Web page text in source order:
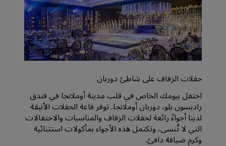
حفلات الزفاف على شاطئ دوربان
احتفل بيومك الخاص في قلب مدينة أوملانجا في فندق
راديسون بلو، دوربان أوملانجا. توفر قاعة الحفلات الأنيقة
لدينا أجواءً رائعة لحفلات الزفاف والمناسبات والاحتفالات
التي لا تُنسى، وتكتمل هذه الأجواء بمأكولات استثنائية
وكرم ضيافة دافئ.